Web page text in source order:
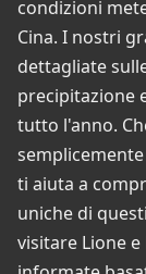
condizioni
Cina. I nostri
dettagliate
precipitazione
tutto l'anno.
ti aiuta a
uniche di
visitare Lione